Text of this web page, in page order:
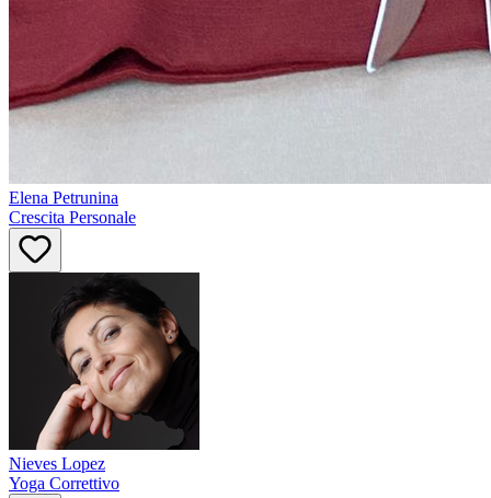
Elena Petrunina
Crescita Personale
Nieves Lopez
Yoga Correttivo